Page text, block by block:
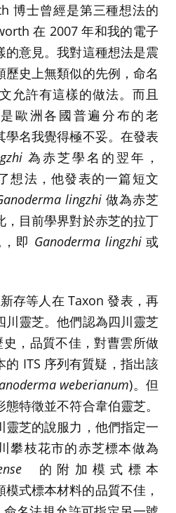
博士曾經是第三種想法的
在 2007 年和我的電子
的意見。我對這種想法是震
史上無類似的先例，命名
允許有這樣的做法。而且
是歐洲各國普遍分布的老
學名我覺得極不妥。在發表
為赤芝學名的翌年，
想法，他發表的一篇短文
lingzhi做為赤芝
，目前學界對於赤芝的拉丁
即 Ganoderma lingzhi或
存等人在 Taxon 發表，再
川靈芝。他們認為四川靈芝
，品質不佳，對曹雲所做
的 ITS 序列有質疑，指出該
weberianum)。但
特徵並不符合韋伯靈芝。
靈芝的說服力，他們指定一
攀枝花市的赤芝標本做為
的附加模式標本
式標本材料的品質不佳，